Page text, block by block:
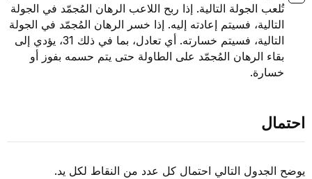
تُلعب الجولة التالية. إذا ربح اللاعب الرهان المُجمّد في الجولة
التالية، فسيتم إعادته إليه. إذا خسر الرهان المُجمّد في الجولة
التالية، فسيتم خسارته. أي تعادل، بما في ذلك 31، يؤدي إلى
بقاء الرهان المُجمّد على الطاولة حتى يتم حسمه بفوز أو
خسارة.
احتمال
يوضح الجدول التالي احتمال كل عدد من النقاط لكل يد.